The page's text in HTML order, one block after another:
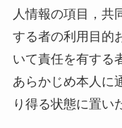
人情報の項目，共
する者の利用目的
いて責任を有する
あらかじめ本人に
り得る状態に置い